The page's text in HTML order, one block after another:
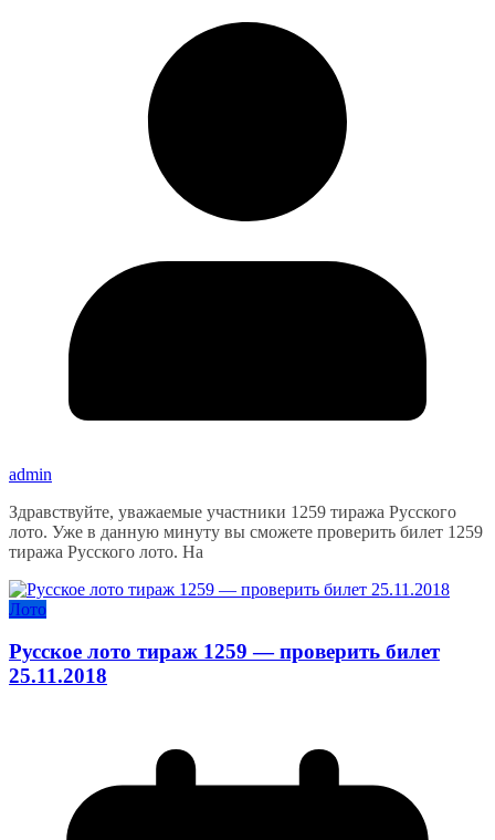
admin
Здравствуйте, уважаемые участники 1259 тиража Русского
лото. Уже в данную минуту вы сможете проверить билет 1259
тиража Русского лото. На
Лото
Русское лото тираж 1259 — проверить билет
25.11.2018